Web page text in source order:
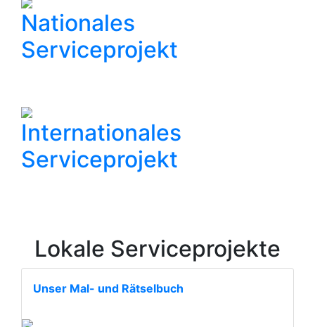
Nationales
Serviceprojekt
Internationales
Serviceprojekt
Lokale Serviceprojekte
Unser Mal- und Rätselbuch